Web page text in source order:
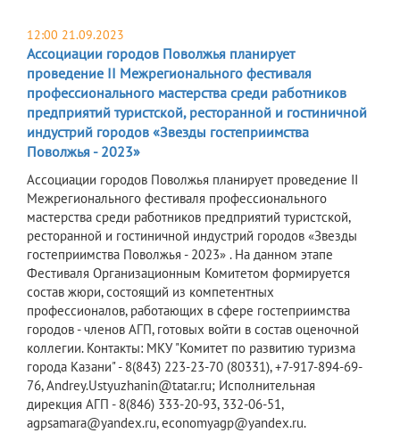
12:00 21.09.2023
Ассоциации городов Поволжья планирует
проведение II Межрегионального фестиваля
профессионального мастерства среди работников
предприятий туристской, ресторанной и гостиничной
индустрий городов «Звезды гостеприимства
Поволжья - 2023»
Ассоциации городов Поволжья планирует проведение II
Межрегионального фестиваля профессионального
мастерства среди работников предприятий туристской,
ресторанной и гостиничной индустрий городов «Звезды
гостеприимства Поволжья - 2023» . На данном этапе
Фестиваля Организационным Комитетом формируется
состав жюри, состоящий из компетентных
профессионалов, работающих в сфере гостеприимства
городов - членов АГП, готовых войти в состав оценочной
коллегии. Контакты: МКУ "Комитет по развитию туризма
города Казани" - 8(843) 223-23-70 (80331), +7-917-894-69-
76, Andrey.Ustyuzhanin@tatar.ru; Исполнительная
дирекция АГП - 8(846) 333-20-93, 332-06-51,
agpsamara@yandex.ru, economyagp@yandex.ru.